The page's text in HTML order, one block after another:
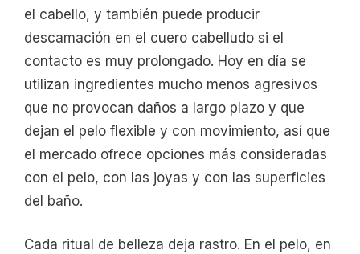
el cabello, y también puede producir
descamación en el cuero cabelludo si el
contacto es muy prolongado. Hoy en día se
utilizan ingredientes mucho menos agresivos
que no provocan daños a largo plazo y que
dejan el pelo flexible y con movimiento, así que
el mercado ofrece opciones más consideradas
con el pelo, con las joyas y con las superficies
del baño.
Cada ritual de belleza deja rastro. En el pelo, en